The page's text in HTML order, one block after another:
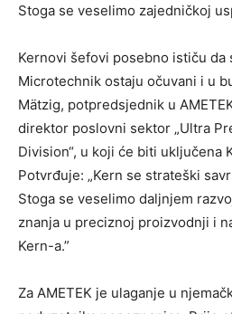
Stoga se veselimo zajedničkoj
Kernovi šefovi posebno ističu
Microtechnik ostaju očuvani i u
Mätzig, potpredsjednik u
direktor poslovni sektor „Ultra
Division“, u koji će biti uključena
Potvrđuje: „Kern se strateški
Stoga se veselimo daljnjem
znanja u preciznoj proizvodnji i
Kern-a.”
Za AMETEK je ulaganje u